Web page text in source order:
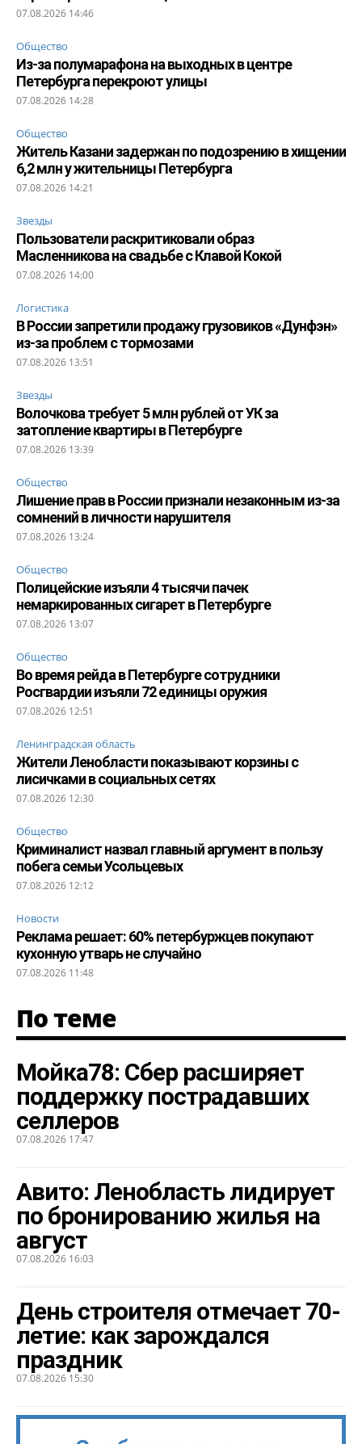
07.08.2026 14:46
Общество
Из-за полумарафона на выходных в центре
Петербурга перекроют улицы
07.08.2026 14:28
Общество
Житель Казани задержан по подозрению в хищении
6,2 млн у жительницы Петербурга
07.08.2026 14:21
Звезды
Пользователи раскритиковали образ
Масленникова на свадьбе с Клавой Кокой
07.08.2026 14:00
Логистика
В России запретили продажу грузовиков «Дунфэн»
из-за проблем с тормозами
07.08.2026 13:51
Звезды
Волочкова требует 5 млн рублей от УК за
затопление квартиры в Петербурге
07.08.2026 13:39
Общество
Лишение прав в России признали незаконным из-за
сомнений в личности нарушителя
07.08.2026 13:24
Общество
Полицейские изъяли 4 тысячи пачек
немаркированных сигарет в Петербурге
07.08.2026 13:07
Общество
Во время рейда в Петербурге сотрудники
Росгвардии изъяли 72 единицы оружия
07.08.2026 12:51
Ленинградская область
Жители Ленобласти показывают корзины с
лисичками в социальных сетях
07.08.2026 12:30
Общество
Криминалист назвал главный аргумент в пользу
побега семьи Усольцевых
07.08.2026 12:12
Новости
Реклама решает: 60% петербуржцев покупают
кухонную утварь не случайно
07.08.2026 11:48
По теме
Мойка78: Сбер расширяет
поддержку пострадавших
селлеров
07.08.2026 17:47
Авито: Ленобласть лидирует
по бронированию жилья на
август
07.08.2026 16:03
День строителя отмечает 70-
летие: как зарождался
праздник
07.08.2026 15:30